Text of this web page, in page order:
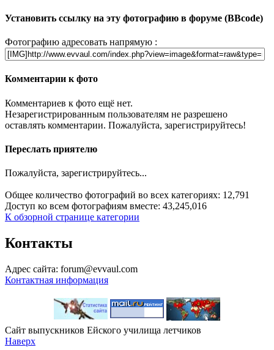
Установить ссылку на эту фотографию в форуме (BBcode)
Фотографию адресовать напрямую :
Комментарии к фото
Комментариев к фото ещё нет.
Незарегистрированным пользователям не разрешено
оставлять комментарии. Пожалуйста, зарегистрируйтесь!
Переслать приятелю
Пожалуйста, зарегистрируйтесь...
Общее количество фотографий во всех категориях: 12,791
Доступ ко всем фотографиям вместе: 43,245,016
К обзорной странице категории
Контакты
Адрес сайта: forum@evvaul.com
Контактная информация
Сайт выпускников Ейского училища летчиков
Наверх